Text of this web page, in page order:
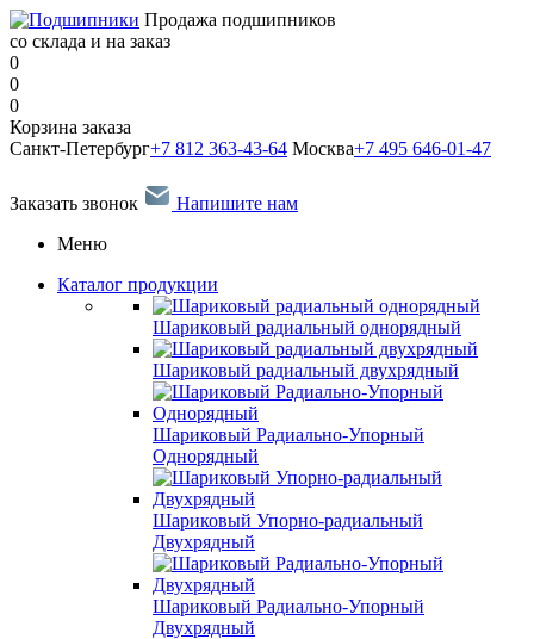
Продажа подшипников
со склада и на заказ
0
0
0
Корзина заказа
Санкт-Петербург+7 812 363-43-64 Москва+7 495 646-01-47
Заказать звонок
Напишите нам
Меню
Каталог продукции
Шариковый радиальный однорядный
Шариковый радиальный двухрядный
Шариковый Радиально-Упорный
Однорядный
Шариковый Упорно-радиальный
Двухрядный
Шариковый Радиально-Упорный
Двухрядный